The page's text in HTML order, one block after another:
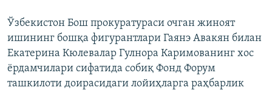
Ўзбекистон Бош прокуратураси очган жиноят
ишининг бошқа фигурантлари Гаянэ Авакян билан
Екатерина Кюлевалар Гулнора Каримованинг хос
ёрдамчилари сифатида собиқ Фонд Форум
ташкилоти доирасидаги лойиҳларга раҳбарлик